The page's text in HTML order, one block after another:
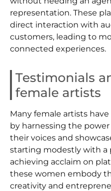
representation. These
direct interaction with
customers, leading to
connected experiences.
Testimonials
female artists
Many female artists
by harnessing the
their voices and
starting modestly with a
achieving acclaim on
these women embody
creativity and